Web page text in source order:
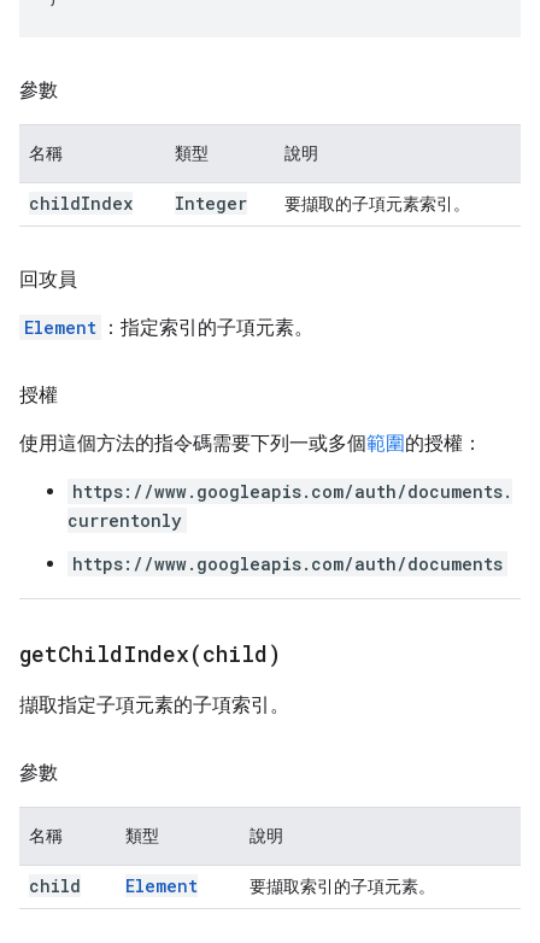
參數
名稱 類型 說明
childIndex Integer 要擷取的子項元素索引。
回攻員
Element ：指定索引的子項元素。
授權
使用這個方法的指令碼需要下列一或多個範圍的授權：
https://www.googleapis.com/auth/documents.
currentonly
https://www.googleapis.com/auth/documents
getChildIndex(child)
擷取指定子項元素的子項索引。
參數
名稱 類型 說明
child Element 要擷取索引的子項元素。